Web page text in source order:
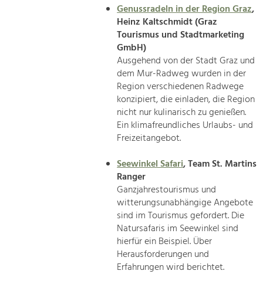
Genussradeln in der Region Graz,
Heinz Kaltschmidt (Graz
Tourismus und Stadtmarketing
GmbH)
Ausgehend von der Stadt Graz und
dem Mur-Radweg wurden in der
Region verschiedenen Radwege
konzipiert, die einladen, die Region
nicht nur kulinarisch zu genießen.
Ein klimafreundliches Urlaubs- und
Freizeitangebot.
Seewinkel Safari, Team St. Martins
Ranger
Ganzjahrestourismus und
witterungsunabhängige Angebote
sind im Tourismus gefordert. Die
Natursafaris im Seewinkel sind
hierfür ein Beispiel. Über
Herausforderungen und
Erfahrungen wird berichtet.